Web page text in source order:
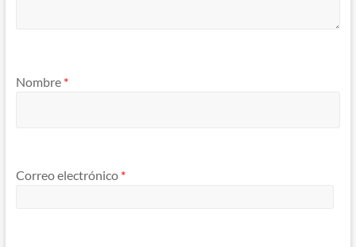
Nombre *
Correo electrónico *